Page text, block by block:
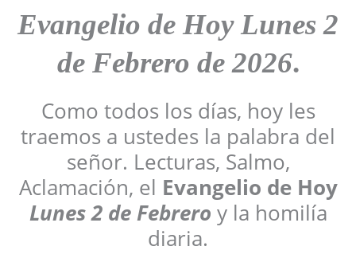
Evangelio de Hoy Lunes 2
de Febrero de 2026.
Como todos los días, hoy les
traemos a ustedes la palabra del
señor. Lecturas, Salmo,
Aclamación, el Evangelio de Hoy
Lunes 2 de Febrero y la homilía
diaria.